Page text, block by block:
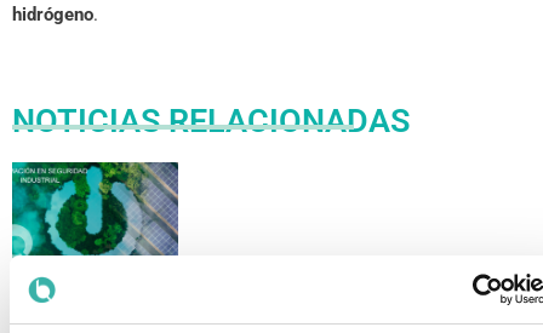
hidrógeno.
NOTICIAS RELACIONADAS
BEQUINOR Impulsa Una Nueva Campaña De Formación En
Seguridad Industrial Aplicada A La Transición Energética